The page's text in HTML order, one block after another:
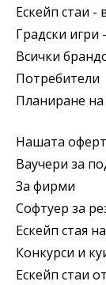
Ескейп стаи -
Градски игри
Всички
Потребители
Планиране
Нашата
Ваучери за
За фирми
Софтуер за
Ескейп стая
Конкурси и
Ескейп стаи